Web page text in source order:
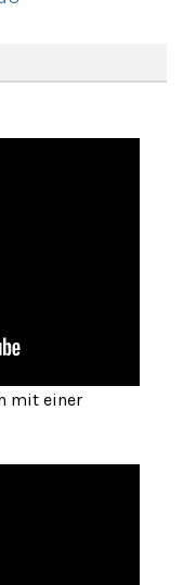
mit einer